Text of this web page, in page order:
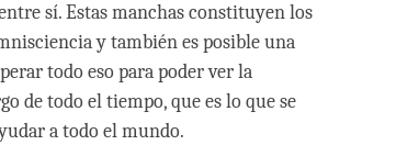
sí. Estas manchas constituyen los
y también es posible una
todo eso para poder ver la
de todo el tiempo, que es lo que se
a todo el mundo.